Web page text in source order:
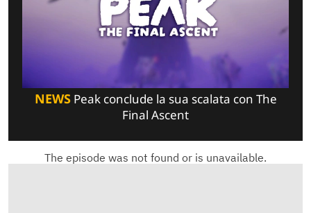
NEWSPeak conclude la sua scalata con The
Final Ascent